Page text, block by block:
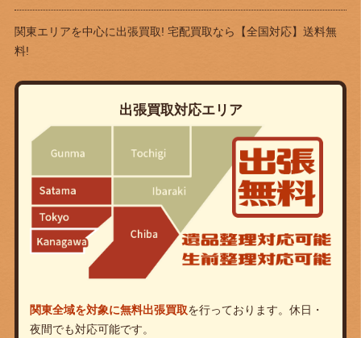
関東エリアを中心に出張買取! 宅配買取なら
【全国対応】送料無
料!
出張買取対応エリア
関東全域を対象に無料出張買取を行っております。休日・
夜間でも対応可能です。